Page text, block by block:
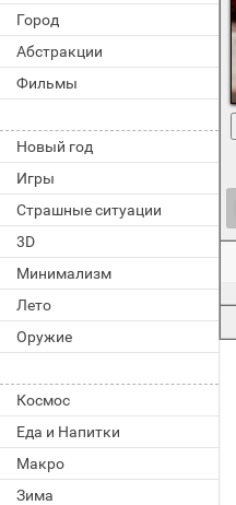
Город
Абстракции
Фильмы
Новый год
Игры
Страшные ситуации
3D
Минимализм
Лето
Оружие
Космос
Еда и Напитки
Макро
Зима